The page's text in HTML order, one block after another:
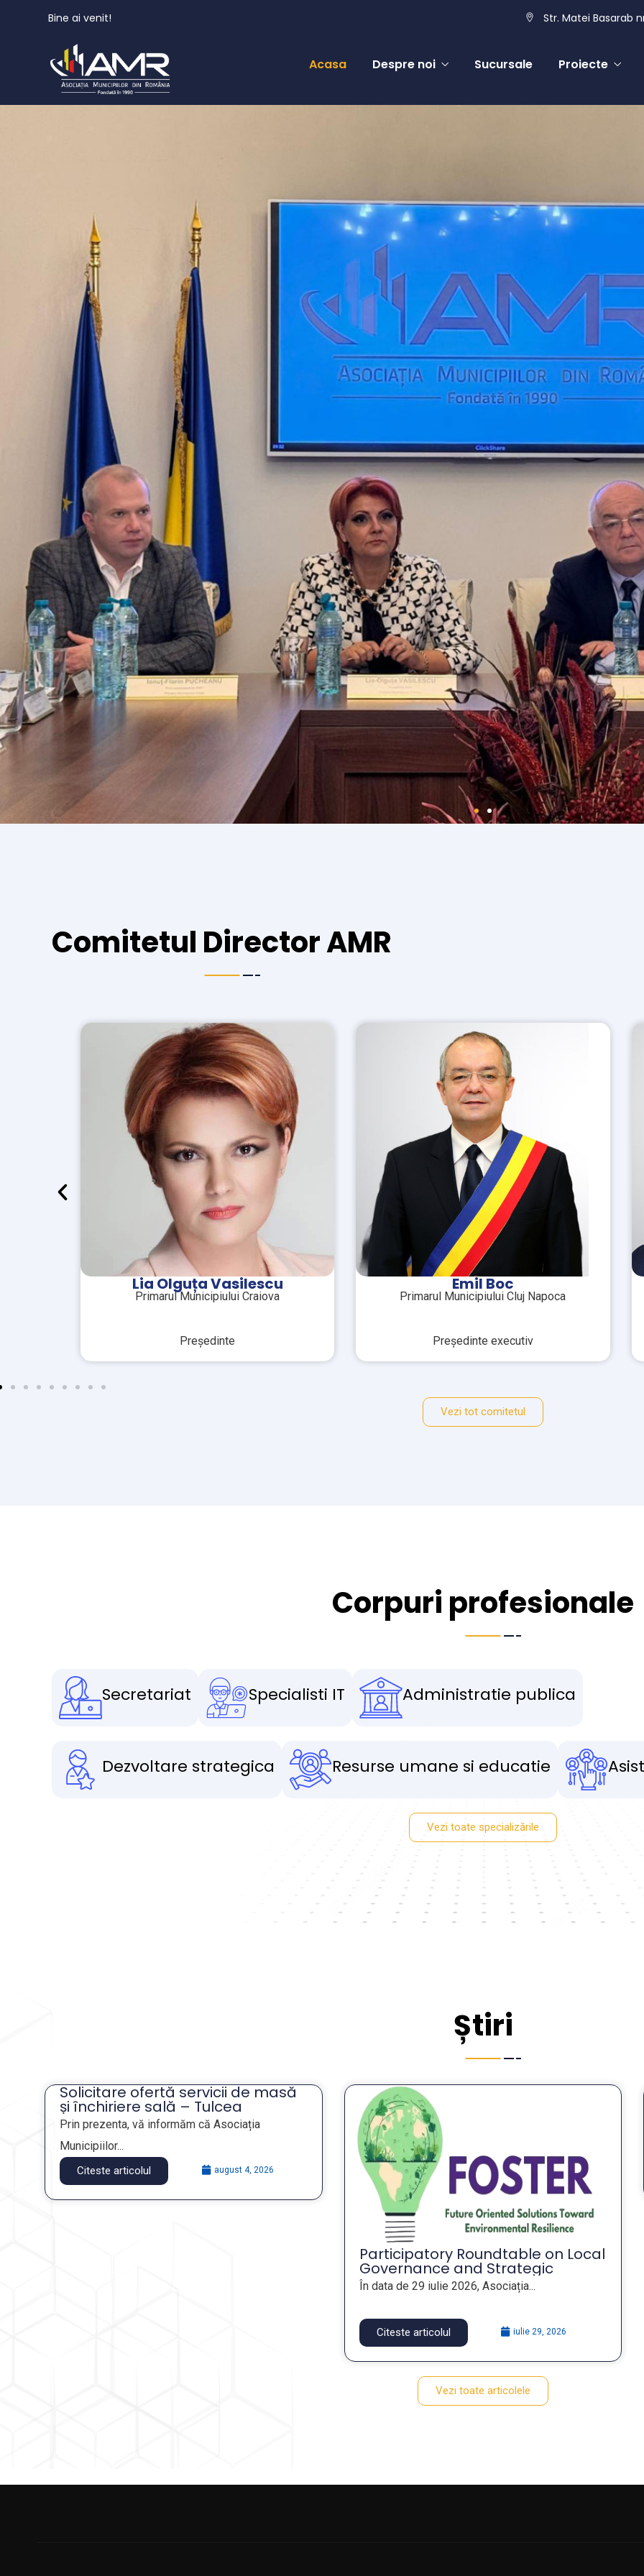
Bine ai venit! Str. Matei Basarab
Acasa Despre noi Sucursale Proiecte
“Pentru o
publică locală
modernă,
responsabilă și
transparentă”.
Află cine suntem!
Apasă aici
Comitetul Director AMR
Emil Boc
Primarul Municipiului Cluj Napoca
Preşedinte executiv
Ionuț-Florin PUCHEANU
Primarul Municipiului Galați
Prim-vicepreşedinte
Vezi tot comitetul
Corpuri profesionale
Secretariat Specialisti IT Administratie publica
Dezvoltare strategica Resurse umane si educatie
Vezi toate specializările
Știri
Solicitare ofertă servicii de masă
și închiriere sală – Tulcea
Prin prezenta, vă informăm că Asociația
Municipiilor...
Citeste articolul august 4, 2026
Participatory Roundtable on Local
Governance and Strategic
Foresight for Resilient Public
Policies, within the FOSTER Project
În data de 29 iulie 2026, Asociația...
Citeste articolul iulie 29, 2026
Vezi toate articolele